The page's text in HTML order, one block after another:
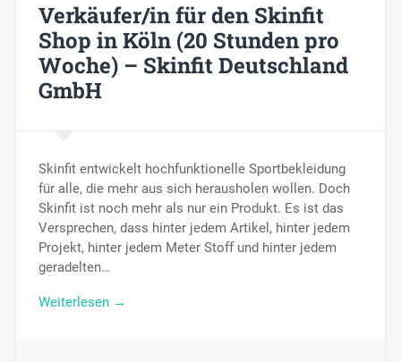
Verkäufer/in für den Skinfit
Shop in Köln (20 Stunden pro
Woche) – Skinfit Deutschland
GmbH
Skinfit entwickelt hochfunktionelle Sportbekleidung
für alle, die mehr aus sich herausholen wollen. Doch
Skinfit ist noch mehr als nur ein Produkt. Es ist das
Versprechen, dass hinter jedem Artikel, hinter jedem
Projekt, hinter jedem Meter Stoff und hinter jedem
geradelten…
Weiterlesen →